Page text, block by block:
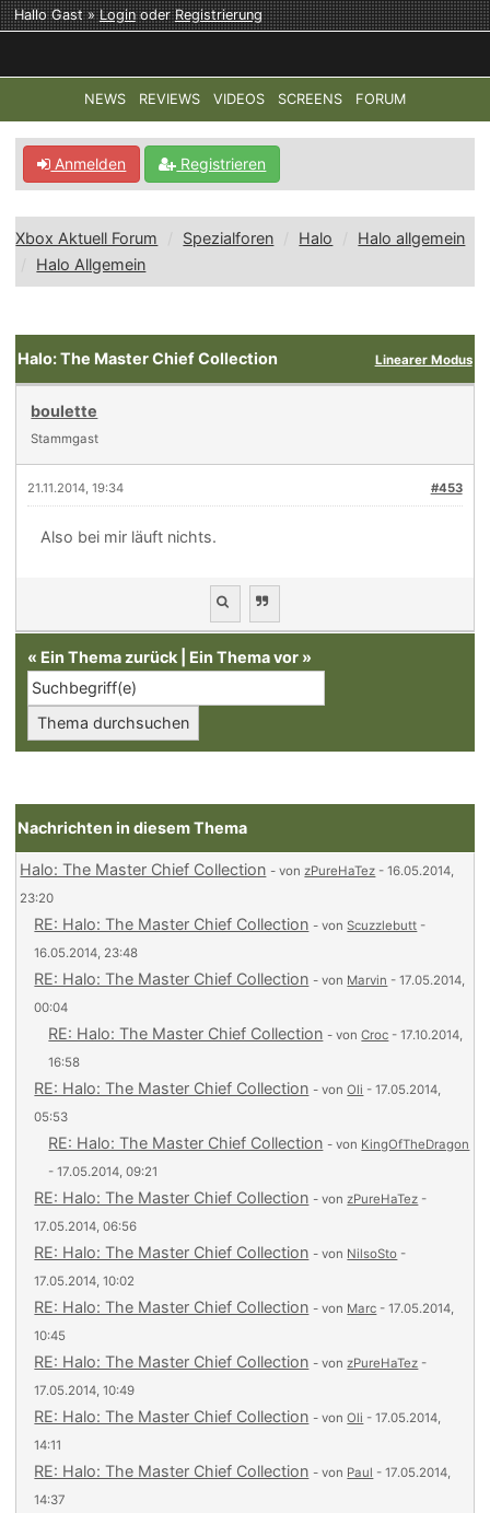
Hallo Gast »LoginoderRegistrierung
NEWS REVIEWS VIDEOS SCREENS FORUM
TOP-THEMEN: COD: MODERN WARFARE 4 HALO:
Anmelden Registrieren
Xbox Aktuell Forum Spezialforen Halo
Halo allgemein
Halo Allgemein
Linearer Modus
Halo: The Master Chief Collection
boulette
Stammgast
#453
21.11.2014, 19:34
Also bei mir läuft nichts.
« Ein Thema zurück Ein Thema vor »
Nachrichten in diesem Thema
Halo: The Master Chief Collection - vonzPureHaTez - 16.05.2014,
23:20
RE: Halo: The Master Chief Collection - vonScuzzlebutt -
16.05.2014, 23:48
RE: Halo: The Master Chief Collection - von Marvin - 17.05.2014,
00:04
RE: Halo: The Master Chief Collection - vonCroc - 17.10.2014,
16:58
RE: Halo: The Master Chief Collection - vonOli - 17.05.2014,
05:53
RE: Halo: The Master Chief Collection - von KingOfTheDragon
- 17.05.2014, 09:21
RE: Halo: The Master Chief Collection - vonzPureHaTez -
17.05.2014, 06:56
RE: Halo: The Master Chief Collection - von NilsoSto -
17.05.2014, 10:02
RE: Halo: The Master Chief Collection - von Marc - 17.05.2014,
10:45
RE: Halo: The Master Chief Collection - vonzPureHaTez -
17.05.2014, 10:49
RE: Halo: The Master Chief Collection - vonOli - 17.05.2014,
14:11
RE: Halo: The Master Chief Collection - von Paul - 17.05.2014,
14:37